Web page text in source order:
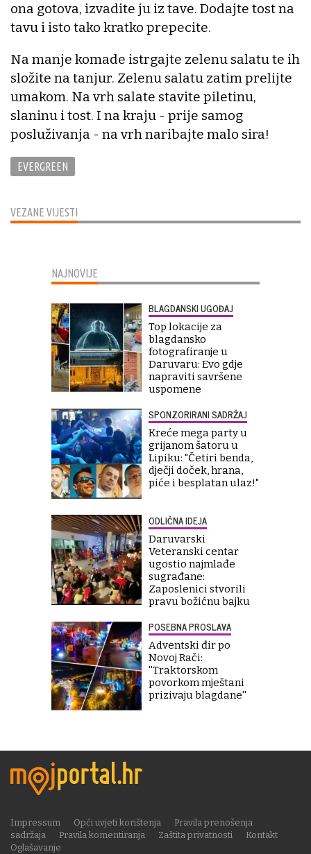
VEZANE VIJESTI
ona gotova, izvadite ju iz tave. Dodajte tost na
tavu i isto tako kratko prepecite.
Na manje komade istrgajte zelenu salatu te ih
složite na tanjur. Zelenu salatu zatim prelijte
umakom. Na vrh salate stavite piletinu,
slaninu i tost. I na kraju - prije samog
posluživanja - na vrh naribajte malo sira!
EVERGREEN
NAJNOVIJE
BLAGDANSKI UGOĐAJ
Top lokacije za
blagdansko
fotografiranje u
Daruvaru: Evo gdje
napraviti savršene
uspomene
SPONZORIRANI SADRŽAJ
Kreće mega party u
grijanom šatoru u
Lipiku: "Četiri benda,
dječji doček, hrana,
piće i besplatan ulaz!"
ODLIČNA IDEJA
Daruvarski
Veteranski centar
ugostio najmlađe
sugrađane:
Zaposlenici stvorili
pravu božićnu bajku
POSEBNA PROSLAVA
Adventski đir po
Novoj Rači:
''Traktorskom
povorkom mještani
prizivaju blagdane''
Impressum Opći uvjeti korištenja
Pravila prenošenja
sadržaja
Pravila komentiranja Zaštita privatnosti
Kontakt
Oglašavanje